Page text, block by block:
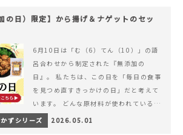
の日）限定】から揚げ＆ナゲットのセッ
6月10日は「む（6）てん（10）」の語
呂合わせから制定された『無添加の
日』。 私たちは、この日を「毎日の食事
を見つめ直すきっかけの日」だと考えて
います。 どんな原材料が使われているの
か。 どのようにつくられているのか。&
hellip; 続きを読む 【6月10日（無添加
ずシリーズ 2026.05.01